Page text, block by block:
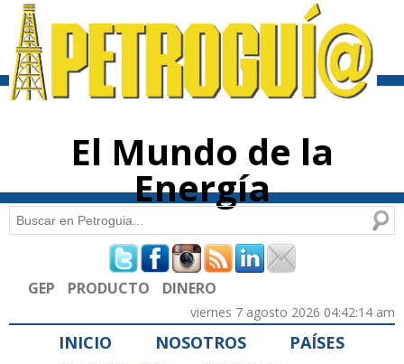
contenido
El Mundo de la
Energía
Formulario de búsqueda
Buscar
GEP PRODUCTO DINERO
viernes 7 agosto 2026 04:42:14 am
INICIO NOSOTROS
PAÍSES